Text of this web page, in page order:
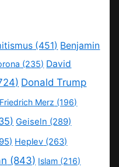
(451) Benjamin
(235) David
Donald Trump
Friedrich Merz (196)
Geiseln (289)
Heplev (263)
(843) Islam (216)